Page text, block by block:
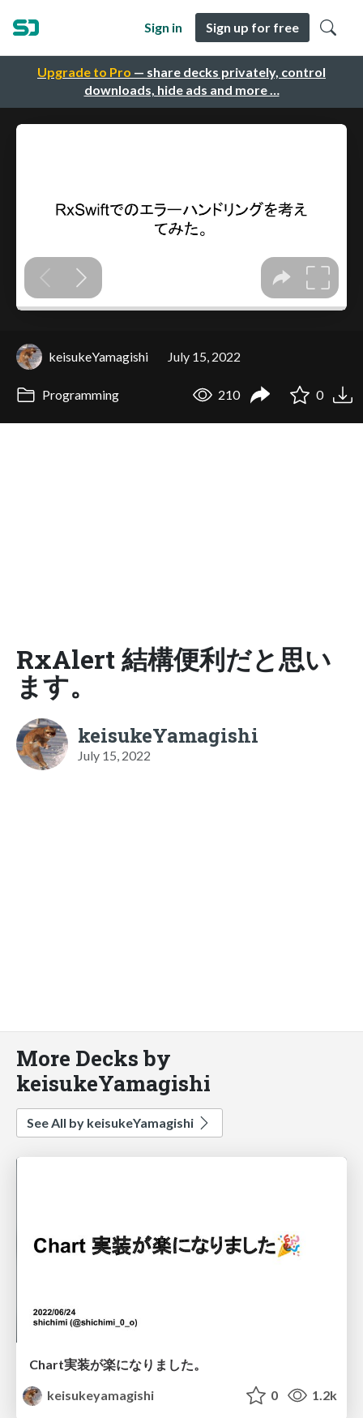
Upgrade to Pro — share decks privately, control
downloads, hide ads and more …
Sign in Sign up for free
keisukeYamagishi July 15, 2022
Programming 210 0
RxAlert 結構便利だと思い
ます。
keisukeYamagishi
July 15, 2022
More Decks by
keisukeYamagishi
See All by keisukeYamagishi
Chart実装が楽になりました。
keisukeyamagishi
0 1.2k